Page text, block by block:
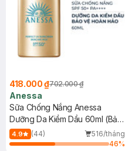
418.000 ₫702.000 ₫
Anessa
Sữa Chống Nắng Anessa
Dưỡng Da Kiềm Dầu 60ml (Bản
Mới)
4.9 (44)
516/tháng
46%